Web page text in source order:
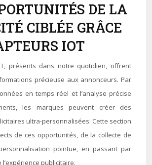
DE LA
CIBLÉE GRÂCE
IOT
présents dans notre quotidien, offrent
précieuse aux annonceurs. Par
en temps réel et l’analyse précise
les marques peuvent créer des
ultra-personnalisées. Cette section
de ces opportunités, de la collecte de
pointue, en passant par
l’expérience publicitaire.